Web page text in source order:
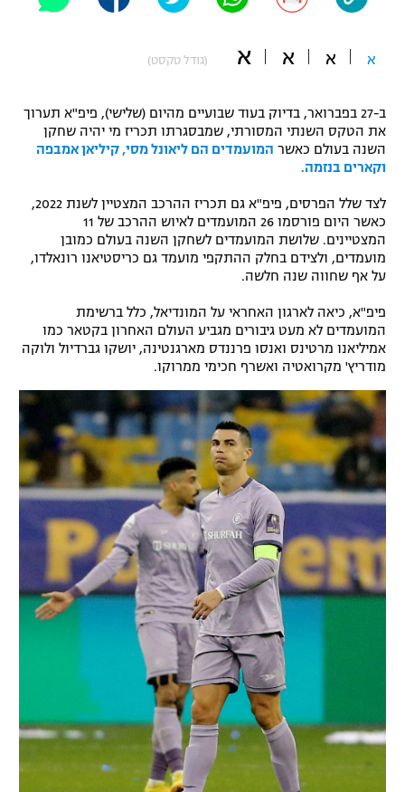
תקנון משתתפים וזוכים בפרסים
תקנון עבור פעילות ספורט 1 – "מרלן"
טניס
גיימינג E-Sports
תנאי שימוש
מדיניות פרטיות
רשיון להקרנה פומבית לבית עסק
הצטרפות לחבילת הערוצים
לוח דרושים – ג'ובנט
תגיות
המגזין
כדורמים
פוטבול אמריקאי NFL
בייסבול MLB
ספורט אתגרי ואקסטרים
גיימינג E-Sports
א א א א (גודל טקסט)
ב-27 בפברואר, בדיוק בעוד שבועיים מהיום (שלישי), פיפ"א תערוך
את הטקס השנתי המסורתי, שמבסגרתו תכריז מי יהיה שחקן
השנה בעולם כאשר המועמדים הם ליאונל מסי, קיליאן אמבפה
וקארים בנזמה.
לצד שלל הפרסים, פיפ"א גם תכריז ההרכב המצטיין לשנת 2022,
כאשר היום פורסמו 26 המועמדים לאיוש ההרכב של 11
המצטיינים. שלושת המועמדים לשחקן השנה בעולם כמובן
מועמדים, ולצידם בחלק ההתקפי מועמד גם כריסטיאנו רונאלדו,
על אף שחווה שנה חלשה.
פיפ"א, כיאה לארגון האחראי על המונדיאל, כלל ברשימת
המועמדים לא מעט גיבורים מגביע העולם האחרון בקטאר כמו
אמיליאנו מרטינס ואנסו פרננדס מארגנטינה, יושקו גברדיול ולוקה
מודריץ' מקרואטיה ואשרף חכימי ממרוקו.